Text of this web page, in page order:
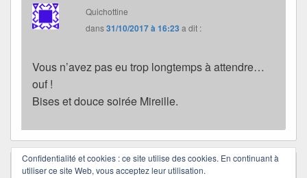
Quichottine
dans31/10/2017 à 16:23 a dit :
Vous n’avez pas eu trop longtemps à attendre…
ouf !
Bises et douce soirée Mireille.
cathycatdans25/10/2017 à 07:34a dit :
Confidentialité et cookies : ce site utilise des cookies. En continuant à
utiliser ce site Web, vous acceptez leur utilisation.